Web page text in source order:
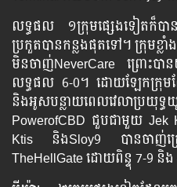
លទ្ធផល​ ១ក្រុម​ផ្សេង​ទៀត​ក៏​បា
ប្រកួត​បាន​កន្លង​ផុត​ទៅ។ ក្រុម​ខ្លាំ
មិន​ចាញ់​NeverCare ព្រោះ​ប
លទ្ធផល 6-0។ ដោយ​ឡែក​ក្រុម​ដ
និង​អូស​បន្លាយ​ពេល​វេលា​ប្
PowerofCBD ជួប​ជាមួយ Jek
Ktis និង​Sloy9 បាន​ចាញ់​ក្រ
TheHellGate ដោយ​ពិន្ទុ 7-9 និ